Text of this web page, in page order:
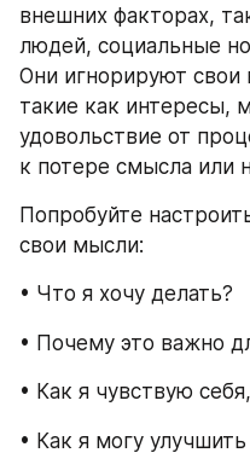
внешних факторах,
людей, социальные
Они игнорируют свои
такие как интересы,
удовольствие от
к потере смысла или
Попробуйте
свои мысли:
• Что я хочу делать?
• Почему это важно
• Как я чувствую
• Как я могу